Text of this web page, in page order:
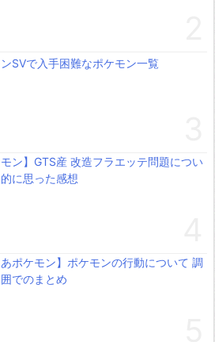
SVで入手困難なポケモン一覧
モン】GTS産 改造フラエッテ問題につい
に思った感想
あポケモン】ポケモンの行動について 調
でのまとめ